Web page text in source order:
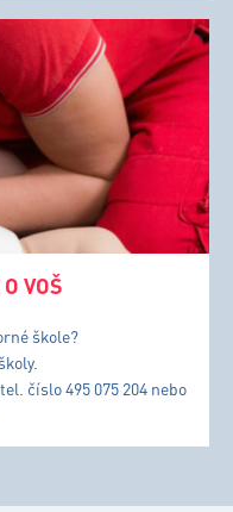
VOŠ
škole?
číslo 495 075 204 nebo